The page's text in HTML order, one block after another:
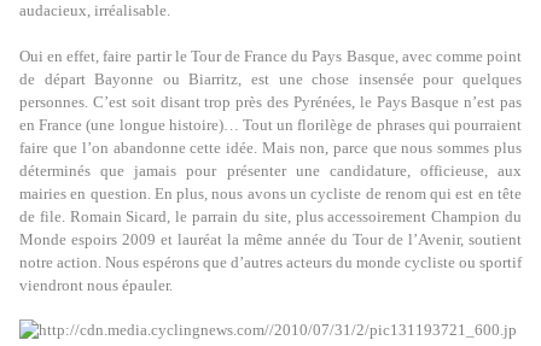
audacieux, irréalisable.
Oui en effet, faire partir le Tour de France du Pays Basque, avec comme point
de départ Bayonne ou Biarritz, est une chose insensée pour quelques
personnes. C’est soit disant trop près des Pyrénées, le Pays Basque n’est pas
en France (une longue histoire)… Tout un florilège de phrases qui pourraient
faire que l’on abandonne cette idée. Mais non, parce que nous sommes plus
déterminés que jamais pour présenter une candidature, officieuse, aux
mairies en question. En plus, nous avons un cycliste de renom qui est en tête
de file. Romain Sicard, le parrain du site, plus accessoirement Champion du
Monde espoirs 2009 et lauréat la même année du Tour de l’Avenir, soutient
notre action. Nous espérons que d’autres acteurs du monde cycliste ou sportif
viendront nous épauler.